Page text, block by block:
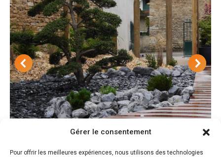
Gérer le consentement
Pour offrir les meilleures expériences, nous utilisons des technologies